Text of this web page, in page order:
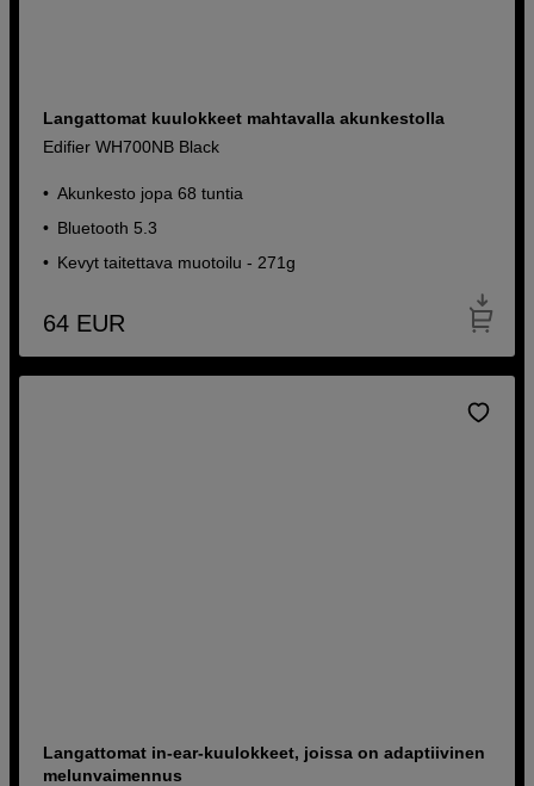
Langattomat kuulokkeet mahtavalla akunkestolla
Edifier WH700NB Black
Akunkesto jopa 68 tuntia
Bluetooth 5.3
Kevyt taitettava muotoilu - 271g
64 EUR
Langattomat in-ear-kuulokkeet, joissa on adaptiivinen
melunvaimennus